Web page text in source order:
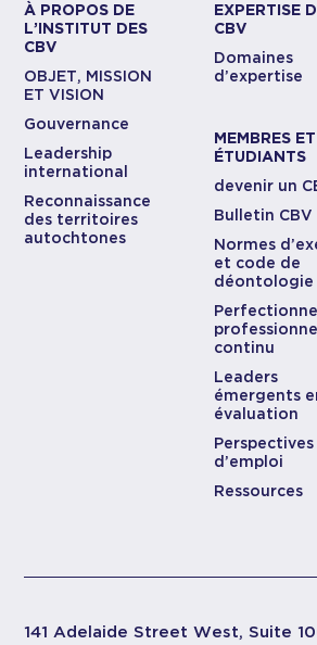
À PROPOS DE
L’INSTITUT DES
CBV
OBJET, MISSION
ET VISION
Gouvernance
Leadership
international
Reconnaissance
des territoires
autochtones
EXPERTISE
CBV
Domaines
d’expertise
MEMBRES ET
ÉTUDIANTS
devenir un
Bulletin CBV
Normes
et code de
déontologie
professionnel
continu
Leaders
émergents
évaluation
Perspectives
d’emploi
Ressources
141 Adelaide Street West, Suite